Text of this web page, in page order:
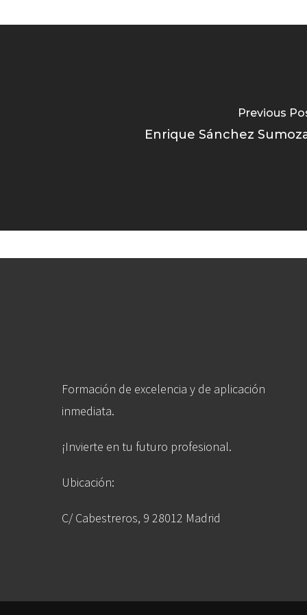
Previous
Enrique Sánchez
Formación de excelencia y de aplicación
inmediata.
¡Invierte en tu futuro profesional.
Ubicación:
C/ Cabestreros, 9 28012 Madrid